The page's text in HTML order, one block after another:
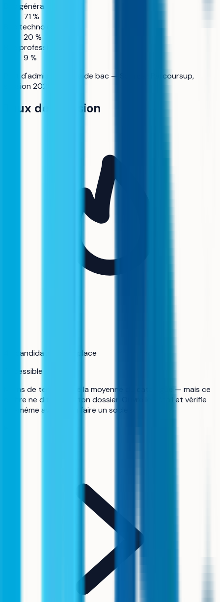
Bac général
71 %
Bac technologique
20 %
Bac professionnel
9 %
Part d'admis par type de bac — Source : Parcoursup,
session 2025.
Taux de pression
candidats pour 1 place
Accessible
Moins de tension que la moyenne du catalogue — mais ce
chiffre ne dit rien de ton dossier. Ouvre le détail et vérifie
toi-même avant d'en faire un socle.